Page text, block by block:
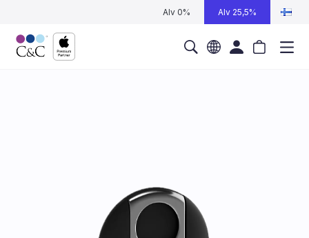
Alv 0% Alv 25,5%